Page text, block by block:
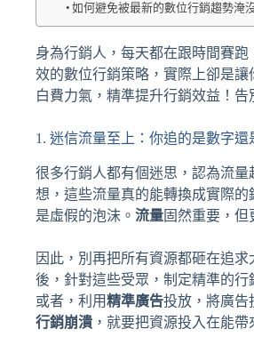
如何避免被最新的數位行銷趨勢淹
身為行銷人，每天都在跟時間賽
效的數位行銷策略，實際上卻是
白費力氣，精準提升行銷效益！告
1. 迷信流量至上：你追的是數字還
很多行銷人都有個迷思，認為流
想，這些流量真的能轉換成實際
是虛假的泡沫。 流量固然重要，但
因此，別再把所有資源都砸在追
後，針對這些受眾，制定精準的
或者，利用精準廣告投放，將廣告
行銷崩潰 ，就要把資源投入在能